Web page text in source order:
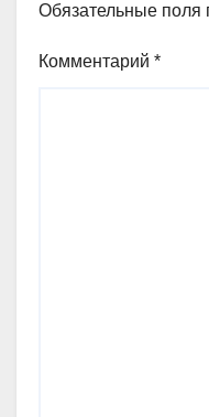
Обязательные поля
Комментарий *